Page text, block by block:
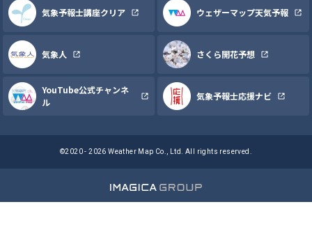
気象予報士講座クリア ウェザーマップ天気予報
気象人 さくら開花予想
YouTube公式チャンネ
ル
気象予報士応援ナビ
©2020 - 2026 Weather Map Co., Ltd. All rights reserved.